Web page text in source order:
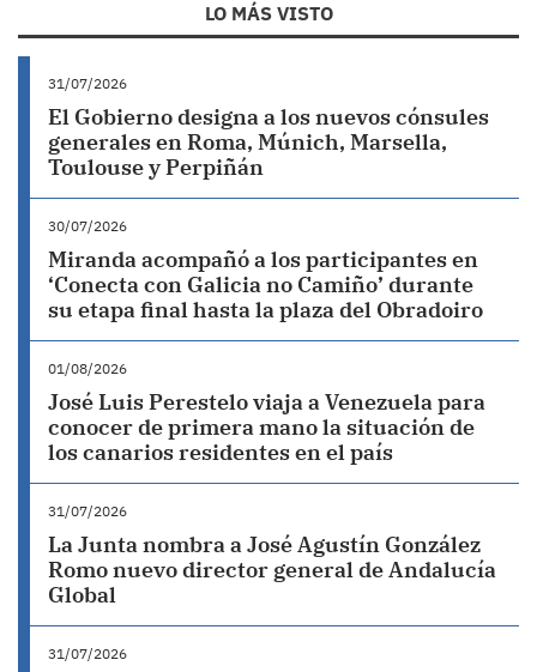
LO MÁS VISTO
31/07/2026
El Gobierno designa a los nuevos cónsules
generales en Roma, Múnich, Marsella,
Toulouse y Perpiñán
30/07/2026
Miranda acompañó a los participantes en
‘Conecta con Galicia no Camiño’ durante
su etapa final hasta la plaza del Obradoiro
01/08/2026
José Luis Perestelo viaja a Venezuela para
conocer de primera mano la situación de
los canarios residentes en el país
31/07/2026
La Junta nombra a José Agustín González
Romo nuevo director general de Andalucía
Global
31/07/2026